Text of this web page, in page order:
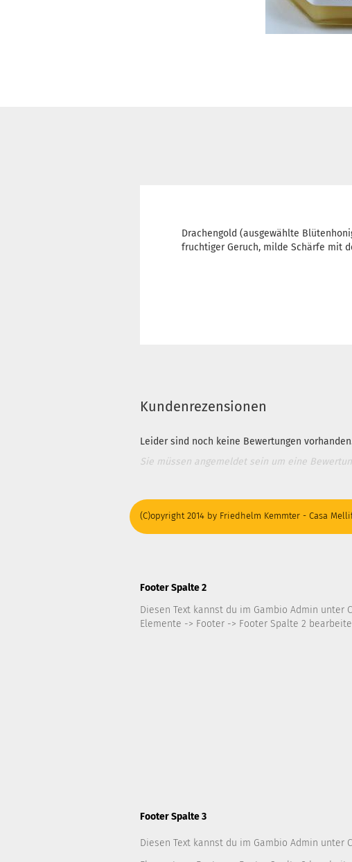
Drachengold (ausgewählte
fruchtiger Geruch, milde Schärfe mit
Kundenrezensionen
Leider sind noch keine Bewertungen
Sie müssen angemeldet sein um eine
(C)opyright 2014 by Friedhelm Kemmter - Casa
Footer Spalte 2
Diesen Text kannst du im Gambio Admin unter
Elemente -> Footer -> Footer Spalte 2
Footer Spalte 3
Diesen Text kannst du im Gambio Admin unter